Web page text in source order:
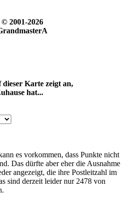
© 2001-2026
Karte zeigt an,
hat...
es vorkommen, dass Punkte nicht
Das dürfte aber eher die Ausnahme
angezeigt, die ihre Postleitzahl im
sind derzeit leider nur 2478 von